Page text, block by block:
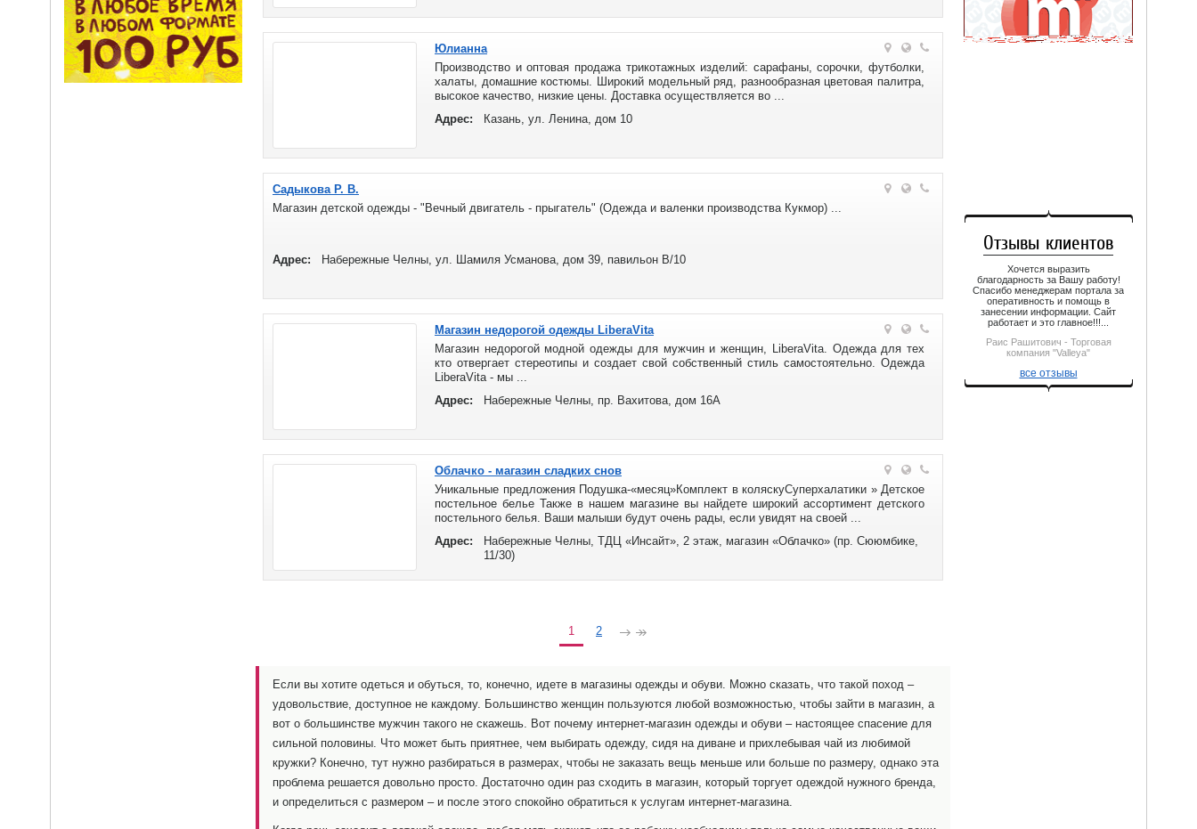
Такси
«5 Девяток»
59-99-99
Такси
«Маяк»
4-13-13
Зеленодольск
Такси
«Гарант»
Елабуга
Кафе
Кафе
«Банкет-холл Эра»
39-41-37
Набережные Челны
Кафе
«Фиалка»
571-41-05
Казань
Отзывы клиентов
Хочется выразить
благодарность за Вашу работу!
Спасибо менеджерам портала за
оперативность и помощь в
занесении информации. Сайт
работает и это главное!!!...
Раис Рашитович - Торговая
компания "Valleya"
все отзывы
Юлианна
Производство и оптовая продажа трикотажных изделий: сарафаны, сорочки, футболки,
халаты, домашние костюмы. Широкий модельный ряд, разнообразная цветовая палитра,
высокое качество, низкие цены. Доставка осуществляется во ...
Адрес:
Казань, ул. Ленина, дом 10
Садыкова Р. В.
Магазин детской одежды - "Вечный двигатель - прыгатель" (Одежда и валенки производства Кукмор) ...
Адрес: Набережные Челны, ул. Шамиля Усманова, дом 39, павильон В/10
Магазин недорогой одежды LiberaVita
Магазин недорогой модной одежды для мужчин и женщин, LiberaVita. Одежда для тех
кто отвергает стереотипы и создает свой собственный стиль самостоятельно. Одежда
LiberaVita - мы ...
Адрес:
Набережные Челны, пр. Вахитова, дом 16А
Облачко - магазин сладких снов
Уникальные предложения Подушка-«месяц»Комплект в коляскуСуперхалатики » Детское
постельное белье Также в нашем магазине вы найдете широкий ассортимент детского
постельного белья. Ваши малыши будут очень рады, если увидят на своей ...
Адрес:
Набережные Челны, ТДЦ «Инсайт», 2 этаж, магазин «Облачко» (пр. Сююмбике,
11/30)
1 2
Если вы хотите одеться и обуться, то, конечно, идете в магазины одежды и обуви. Можно сказать, что такой поход –
удовольствие, доступное не каждому. Большинство женщин пользуются любой возможностью, чтобы зайти в магазин, а
вот о большинстве мужчин такого не скажешь. Вот почему интернет-магазин одежды и обуви – настоящее спасение для
сильной половины. Что может быть приятнее, чем выбирать одежду, сидя на диване и прихлебывая чай из любимой
кружки? Конечно, тут нужно разбираться в размерах, чтобы не заказать вещь меньше или больше по размеру, однако эта
проблема решается довольно просто. Достаточно один раз сходить в магазин, который торгует одеждой нужного бренда,
и определиться с размером – и после этого спокойно обратиться к услугам интернет-магазина.